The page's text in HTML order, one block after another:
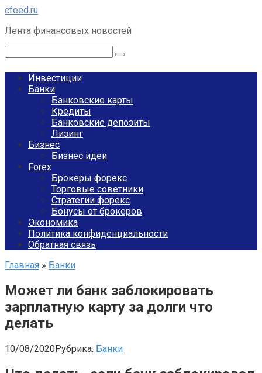
Перейти
контенту
cfeed.ru
Лента финансовых новостей
Инвестиции
Банки
Банковские карты
Кредиты
Банковские депозиты
Лизинг
Бизнес
Бизнес идеи
Forex
Брокеры форекс
Торговые советники
Стратегии форекс
Бонусы от брокеров
Экономика
Политика конфиденциальности
Обратная связь
Главная » Банки
Может ли банк заблокировать
зарплатную карту за долги что
делать
10/08/2020Рубрика: Банки